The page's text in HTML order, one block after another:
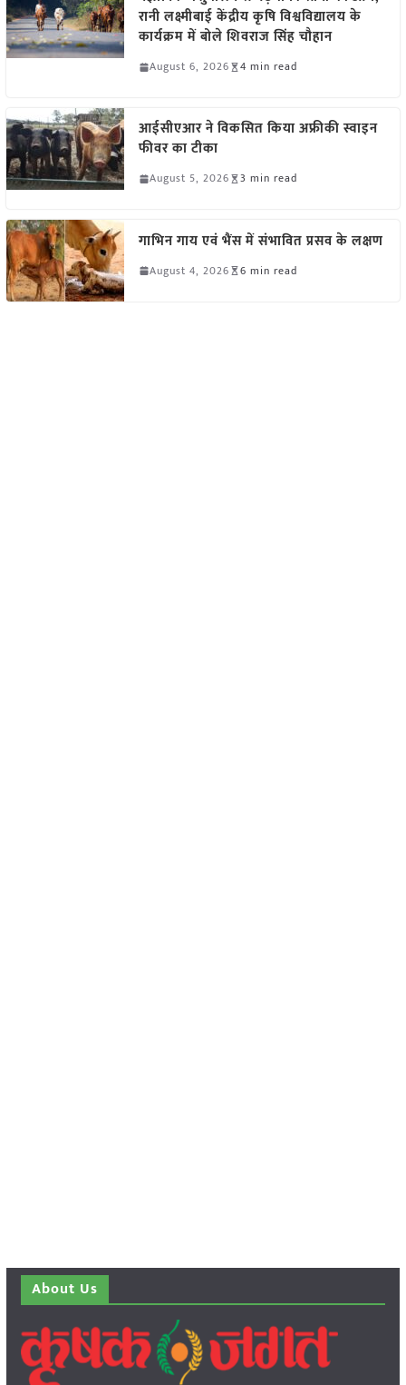
रानी लक्ष्मीबाई केंद्रीय कृषि विश्वविद्यालय के
कार्यक्रम में बोले शिवराज सिंह चौहान
August 6, 2026 4 min read
आईसीएआर ने विकसित किया अफ्रीकी स्वाइन
फीवर का टीका
August 5, 2026 3 min read
गाभिन गाय एवं भैंस में संभावित प्रसव के लक्षण
August 4, 2026 6 min read
About Us